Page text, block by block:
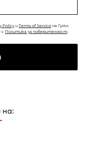
на:
Policyи Terms of Service на Гугъл.
с Политика за поверителност